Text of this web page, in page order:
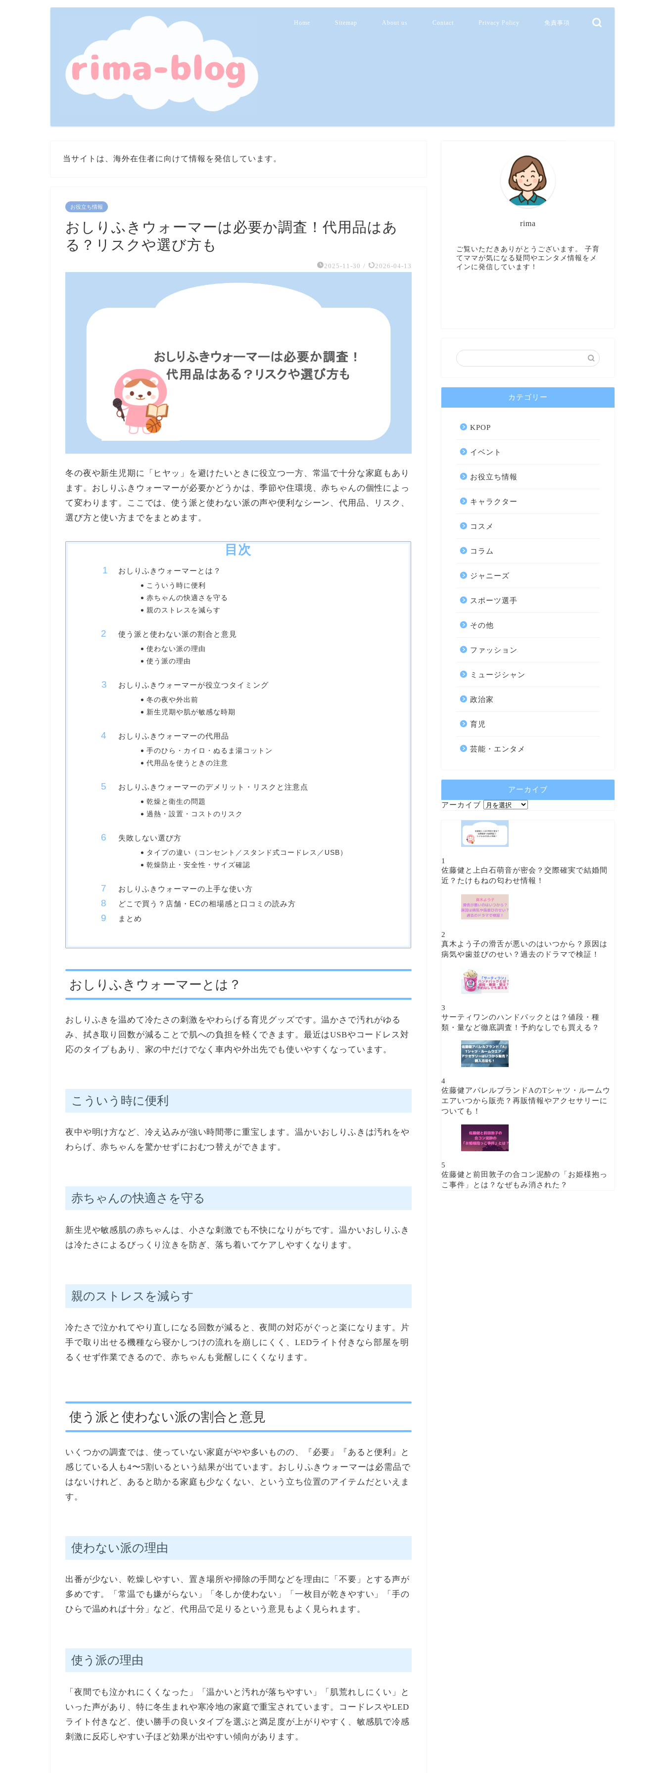
Home Sitemap About us Contact Privacy Policy 免責事項
当サイトは、海外在住者に向けて情報を発信しています。
お役立ち情報
おしりふきウォーマーは必要か調査！代用品はあ
る？リスクや選び方も
2025-11-30 / 2026-04-13
冬の夜や新生児期に「ヒヤッ」を避けたいときに役立つ一方、常温で十分な家庭もあり
ます。おしりふきウォーマーが必要かどうかは、季節や住環境、赤ちゃんの個性によっ
て変わります。ここでは、使う派と使わない派の声や便利なシーン、代用品、リスク、
選び方と使い方までをまとめます。
目次
おしりふきウォーマーとは？
こういう時に便利
赤ちゃんの快適さを守る
親のストレスを減らす
使う派と使わない派の割合と意見
使わない派の理由
使う派の理由
おしりふきウォーマーが役立つタイミング
冬の夜や外出前
新生児期や肌が敏感な時期
おしりふきウォーマーの代用品
手のひら・カイロ・ぬるま湯コットン
代用品を使うときの注意
おしりふきウォーマーのデメリット・リスクと注意点
乾燥と衛生の問題
過熱・設置・コストのリスク
失敗しない選び方
タイプの違い（コンセント／スタンド式コードレス／USB）
乾燥防止・安全性・サイズ確認
おしりふきウォーマーの上手な使い方
どこで買う？店舗・ECの相場感と口コミの読み方
まとめ
おしりふきウォーマーとは？
おしりふきを温めて冷たさの刺激をやわらげる育児グッズです。温かさで汚れがゆる
み、拭き取り回数が減ることで肌への負担を軽くできます。最近はUSBやコードレス対
応のタイプもあり、家の中だけでなく車内や外出先でも使いやすくなっています。
こういう時に便利
夜中や明け方など、冷え込みが強い時間帯に重宝します。温かいおしりふきは汚れをや
わらげ、赤ちゃんを驚かせずにおむつ替えができます。
赤ちゃんの快適さを守る
新生児や敏感肌の赤ちゃんは、小さな刺激でも不快になりがちです。温かいおしりふき
は冷たさによるびっくり泣きを防ぎ、落ち着いてケアしやすくなります。
親のストレスを減らす
冷たさで泣かれてやり直しになる回数が減ると、夜間の対応がぐっと楽になります。片
手で取り出せる機種なら寝かしつけの流れを崩しにくく、LEDライト付きなら部屋を明
るくせず作業できるので、赤ちゃんも覚醒しにくくなります。
使う派と使わない派の割合と意見
いくつかの調査では、使っていない家庭がやや多いものの、『必要』『あると便利』と
感じている人も4〜5割いるという結果が出ています。おしりふきウォーマーは必需品で
はないけれど、あると助かる家庭も少なくない、という立ち位置のアイテムだといえま
す。
使わない派の理由
出番が少ない、乾燥しやすい、置き場所や掃除の手間などを理由に「不要」とする声が
多めです。「常温でも嫌がらない」「冬しか使わない」「一枚目が乾きやすい」「手の
ひらで温めれば十分」など、代用品で足りるという意見もよく見られます。
使う派の理由
「夜間でも泣かれにくくなった」「温かいと汚れが落ちやすい」「肌荒れしにくい」と
いった声があり、特に冬生まれや寒冷地の家庭で重宝されています。コードレスやLED
ライト付きなど、使い勝手の良いタイプを選ぶと満足度が上がりやすく、敏感肌で冷感
刺激に反応しやすい子ほど効果が出やすい傾向があります。
rima
ご覧いただきありがとうございます。 子育
てママが気になる疑問やエンタメ情報をメ
インに発信しています！
カテゴリー
KPOP
イベント
お役立ち情報
キャラクター
コスメ
コラム
ジャニーズ
スポーツ選手
その他
ファッション
ミュージシャン
政治家
育児
芸能・エンタメ
アーカイブ
アーカイブ
1
佐藤健と上白石萌音が密会？交際確実で結婚間
近？たけもねの匂わせ情報！
2
真木よう子の滑舌が悪いのはいつから？原因は
病気や歯並びのせい？過去のドラマで検証！
3
サーティワンのハンドパックとは？値段・種
類・量など徹底調査！予約なしでも買える？
4
佐藤健アパレルブランドAのTシャツ・ルームウ
エアいつから販売？再販情報やアクセサリーに
ついても！
5
佐藤健と前田敦子の合コン泥酔の「お姫様抱っ
こ事件」とは？なぜもみ消された？